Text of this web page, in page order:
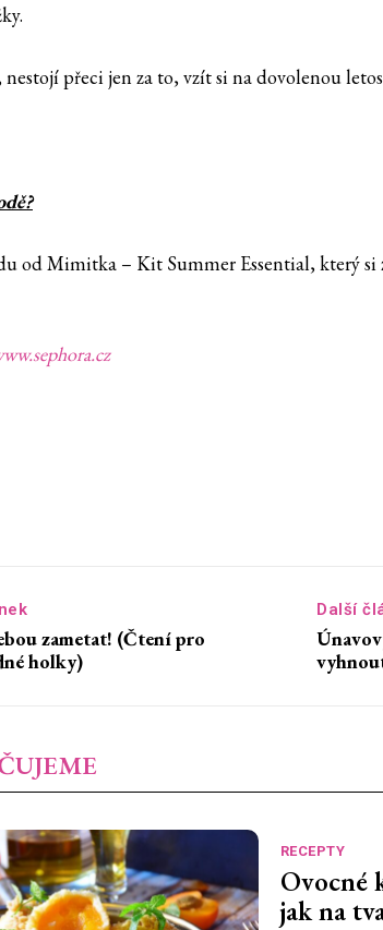
nestojí přeci jen za to, vzít si na dovolenou
od Mimitka – Kit Summer Essential, který
zametat! (Čtení pro
holky)
Další
RECEPTY
Ovocné
jak na